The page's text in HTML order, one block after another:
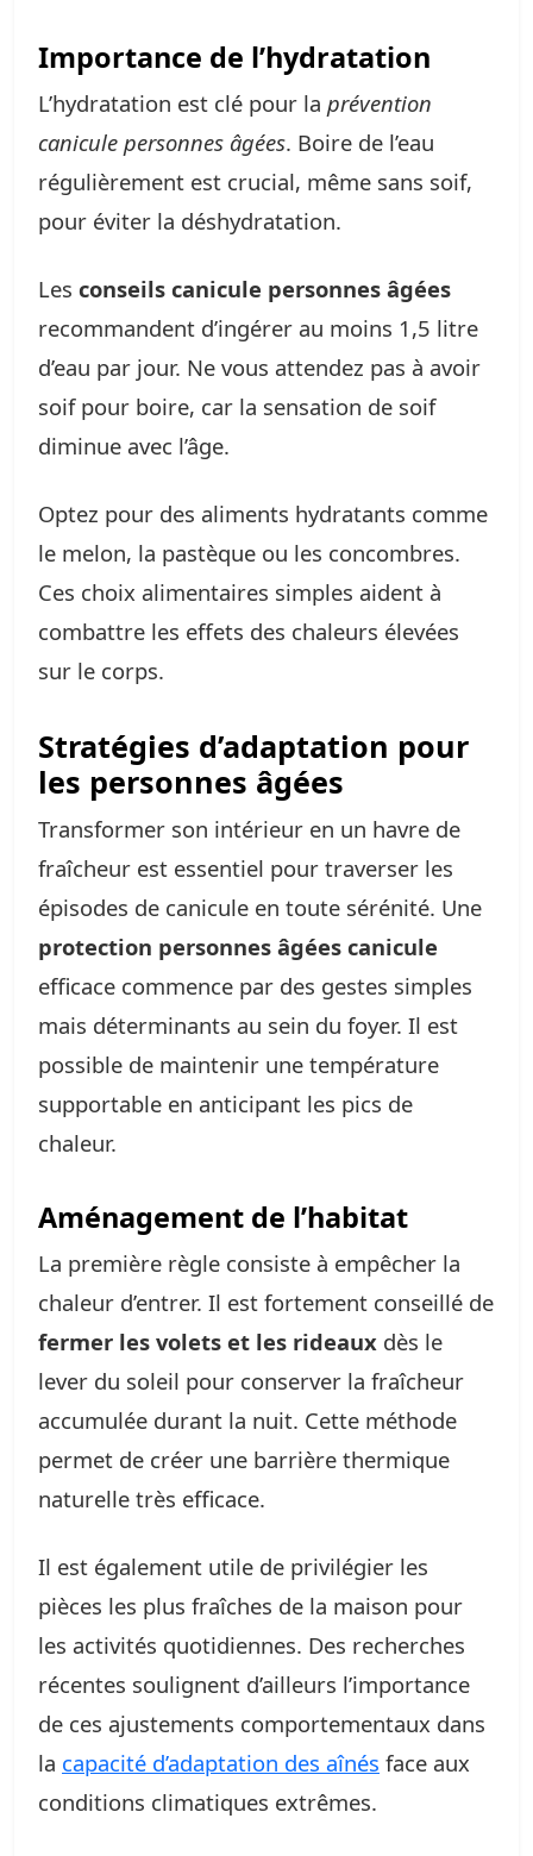
Importance de l’hydratation
L’hydratation est clé pour la prévention
canicule personnes âgées. Boire de l’eau
régulièrement est crucial, même sans soif,
pour éviter la déshydratation.
Les conseils canicule personnes âgées
recommandent d’ingérer au moins 1,5 litre
d’eau par jour. Ne vous attendez pas à avoir
soif pour boire, car la sensation de soif
diminue avec l’âge.
Optez pour des aliments hydratants comme
le melon, la pastèque ou les concombres.
Ces choix alimentaires simples aident à
combattre les effets des chaleurs élevées
sur le corps.
Stratégies d’adaptation pour
les personnes âgées
Transformer son intérieur en un havre de
fraîcheur est essentiel pour traverser les
épisodes de canicule en toute sérénité. Une
protection personnes âgées canicule
efficace commence par des gestes simples
mais déterminants au sein du foyer. Il est
possible de maintenir une température
supportable en anticipant les pics de
chaleur.
Aménagement de l’habitat
La première règle consiste à empêcher la
chaleur d’entrer. Il est fortement conseillé de
fermer les volets et les rideaux dès le
lever du soleil pour conserver la fraîcheur
accumulée durant la nuit. Cette méthode
permet de créer une barrière thermique
naturelle très efficace.
Il est également utile de privilégier les
pièces les plus fraîches de la maison pour
les activités quotidiennes. Des recherches
récentes soulignent d’ailleurs l’importance
de ces ajustements comportementaux dans
la capacité d’adaptation des aînés face aux
conditions climatiques extrêmes.